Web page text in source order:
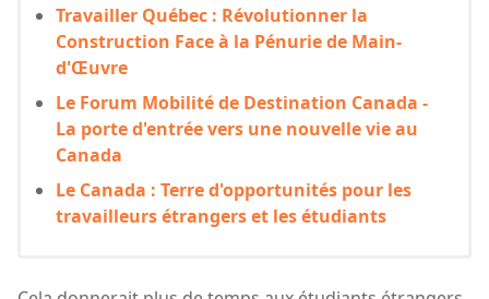
Travailler Québec : Révolutionner la
Construction Face à la Pénurie de Main-
d'Œuvre
Le Forum Mobilité de Destination Canada -
La porte d'entrée vers une nouvelle vie au
Canada
Le Canada : Terre d'opportunités pour les
travailleurs étrangers et les étudiants